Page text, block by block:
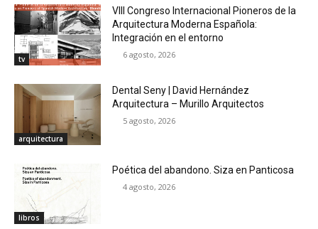
tv
VIII Congreso Internacional Pioneros de la
Arquitectura Moderna Española:
Integración en el entorno
6 agosto, 2026
arquitectura
Dental Seny | David Hernández
Arquitectura – Murillo Arquitectos
5 agosto, 2026
libros
Poética del abandono. Siza en Panticosa
4 agosto, 2026